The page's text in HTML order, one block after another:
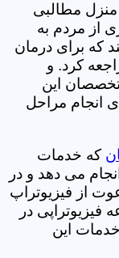
منزل مطالبی
از مردم به
که برای درمان
کرد. و
این
انجام مراحل
که خدمات
می دهد و در
از فیزیوتراپ
فیزیوتراپی در
خدمات این